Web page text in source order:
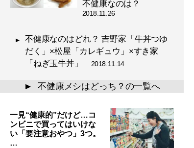
不健康なのは？
2018.11.26
不健康なのはどれ？ 吉野家「牛丼つゆ
だく」×松屋「カレギュウ」×すき家
「ねぎ玉牛丼」 2018.11.14
▲ 不健康メシはどっち？の一覧へ
一見“健康的”だけど…コ
ンビニで買ってはいけな
い「要注意おやつ」3つ。
…